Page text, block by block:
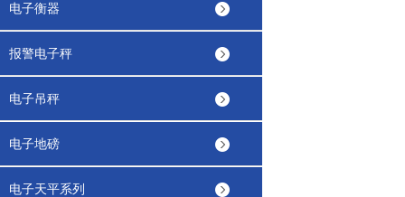
电子衡器
报警电子秤
电子吊秤
电子地磅
电子天平系列